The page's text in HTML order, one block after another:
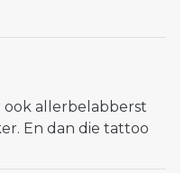
ook allerbelabberst
En dan die tattoo